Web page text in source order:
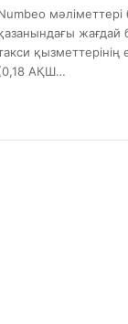
жағдай
қызметтерінің
АҚШ…